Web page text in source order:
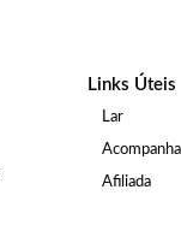
Links Úteis
Lar
Afiliada